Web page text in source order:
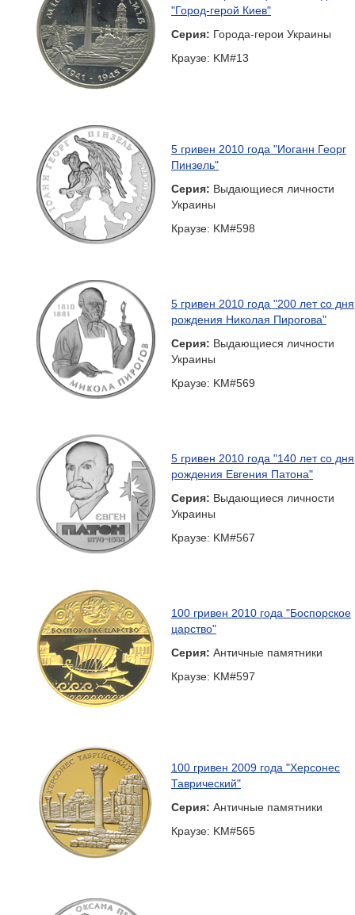
"Город-герой Киев"
Серия: Города-герои Украины
Краузе: KM#13
5 гривен 2010 года "Иоганн Георг
Пинзель"
Серия: Выдающиеся личности
Украины
Краузе: KM#598
5 гривен 2010 года "200 лет со дня
рождения Николая Пирогова"
Серия: Выдающиеся личности
Украины
Краузе: KM#569
5 гривен 2010 года "140 лет со дня
рождения Евгения Патона"
Серия: Выдающиеся личности
Украины
Краузе: KM#567
100 гривен 2010 года "Боспорское
царство"
Серия: Античные памятники
Краузе: KM#597
100 гривен 2009 года "Херсонес
Таврический"
Серия: Античные памятники
Краузе: KM#565